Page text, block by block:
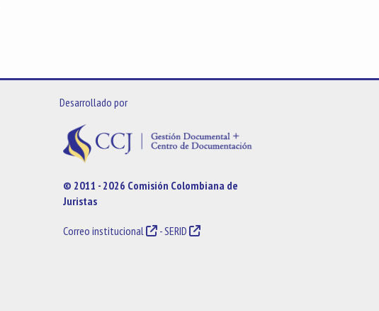
Desarrollado por
© 2011 - 2026 Comisión Colombiana de
Juristas
Correo institucional -SERID